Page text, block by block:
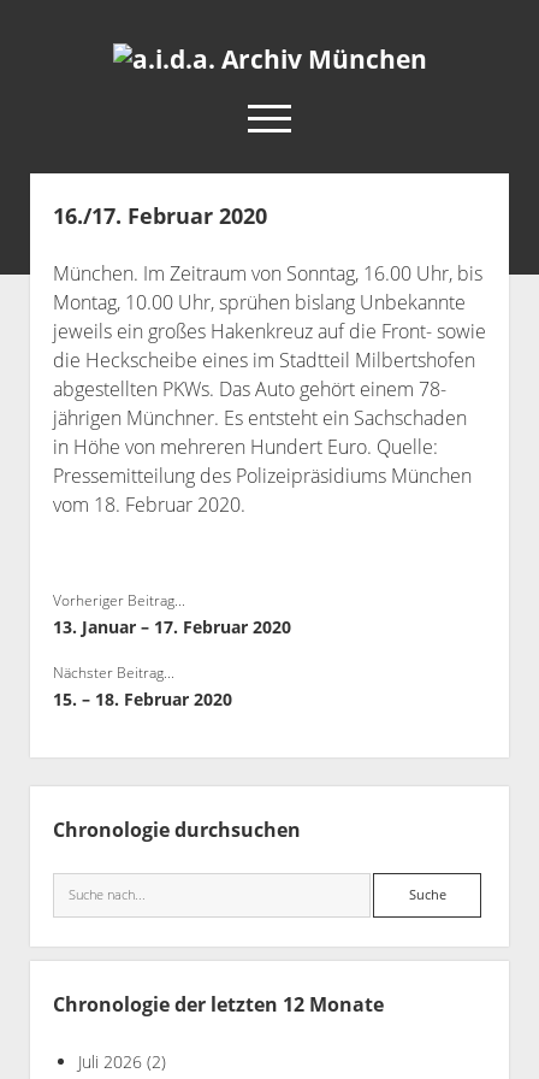
a.i.d.a.
open
menu
facebook
rss info@aida-archiv.de
Aktuelles
Termine
open
dropdown
menu
Antifaschistische Termine im Süden
Antifaschistische Termine in München
Rechte Termine im Süden
Rechte Termine München
Chronologie
Das Archiv
open
dropdown
menu
a.i.d.a. e. V. unterstützen
Über a.i.d.a.
Impressum
16./17. Februar 2020
München. Im Zeitraum von Sonntag, 16.00 Uhr, bis
Montag, 10.00 Uhr, sprühen bislang Unbekannte
jeweils ein großes Hakenkreuz auf die Front- sowie
die Heckscheibe eines im Stadtteil Milbertshofen
abgestellten PKWs. Das Auto gehört einem 78-
jährigen Münchner. Es entsteht ein Sachschaden
in Höhe von mehreren Hundert Euro. Quelle:
Pressemitteilung des Polizeipräsidiums München
vom 18. Februar 2020.
Vorheriger Beitrag...
13. Januar – 17. Februar 2020
Nächster Beitrag...
15. – 18. Februar 2020
Chronologie durchsuchen
Suche
Chronologie der letzten 12 Monate
Juli 2026(2)